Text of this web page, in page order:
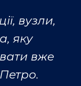
вузли,
яку
вже